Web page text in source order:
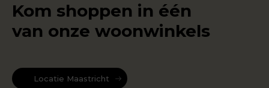
Kom shoppen in één
van onze woonwinkels
Locatie Maastricht